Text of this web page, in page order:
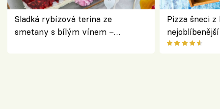
Sladká rybízová terina ze
smetany s bílým vínem –
Pizza šneci